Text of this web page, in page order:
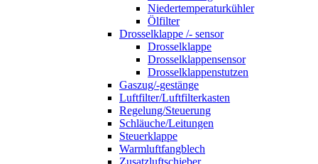
Niedertemperaturkühler
Ölfilter
Drosselklappe /- sensor
Drosselklappe
Drosselklappensensor
Drosselklappenstutzen
Gaszug/-gestänge
Luftfilter/Luftfilterkasten
Regelung/Steuerung
Schläuche/Leitungen
Steuerklappe
Warmluftfangblech
Zusatzluftschieber